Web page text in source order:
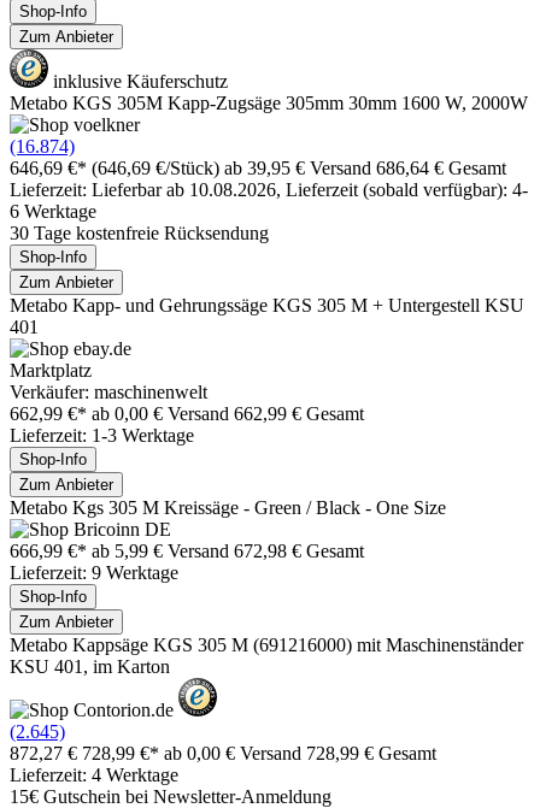
Shop-Info
Zum Anbieter
inklusive Käuferschutz
Metabo KGS 305M Kapp-Zugsäge 305mm 30mm 1600 W, 2000W
(16.874)
646,69 €* (646,69 €/Stück) ab 39,95 € Versand 686,64 € Gesamt
Lieferzeit: Lieferbar ab 10.08.2026, Lieferzeit (sobald verfügbar): 4-
6 Werktage
30 Tage kostenfreie Rücksendung
Shop-Info
Zum Anbieter
Metabo Kapp- und Gehrungssäge KGS 305 M + Untergestell KSU
401
Marktplatz
Verkäufer: maschinenwelt
662,99 €* ab 0,00 € Versand 662,99 € Gesamt
Lieferzeit: 1-3 Werktage
Shop-Info
Zum Anbieter
Metabo Kgs 305 M Kreissäge - Green / Black - One Size
666,99 €* ab 5,99 € Versand 672,98 € Gesamt
Lieferzeit: 9 Werktage
Shop-Info
Zum Anbieter
Metabo Kappsäge KGS 305 M (691216000) mit Maschinenständer
KSU 401, im Karton
(2.645)
872,27 € 728,99 €* ab 0,00 € Versand 728,99 € Gesamt
Lieferzeit: 4 Werktage
15€ Gutschein bei Newsletter-Anmeldung